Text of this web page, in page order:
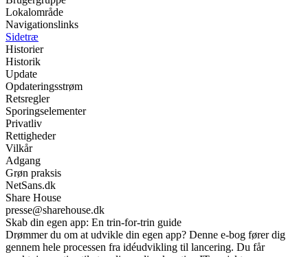
Lokalområde
Navigationslinks
Sidetræ
Historier
Historik
Update
Opdateringsstrøm
Retsregler
Sporingselementer
Privatliv
Rettigheder
Vilkår
Adgang
Grøn praksis
NetSans.dk
Share House
presse@sharehouse.dk
Skab din egen app: En trin-for-trin guide
Drømmer du om at udvikle din egen app? Denne e-bog fører dig
gennem hele processen fra idéudvikling til lancering. Du får